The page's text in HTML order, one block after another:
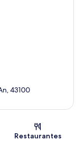
43100
Restaurantes